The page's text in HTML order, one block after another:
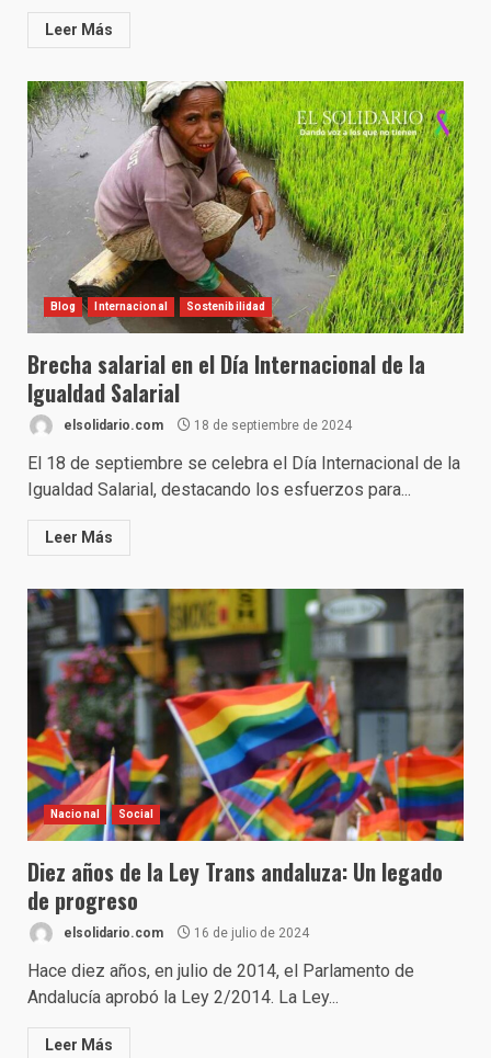
Leer Más
Blog Internacional Sostenibilidad
Brecha salarial en el Día Internacional de la
Igualdad Salarial
elsolidario.com 18 de septiembre de 2024
El 18 de septiembre se celebra el Día Internacional de la
Igualdad Salarial, destacando los esfuerzos para...
Leer Más
Nacional Social
Diez años de la Ley Trans andaluza: Un legado
de progreso
elsolidario.com 16 de julio de 2024
Hace diez años, en julio de 2014, el Parlamento de
Andalucía aprobó la Ley 2/2014. La Ley...
Leer Más